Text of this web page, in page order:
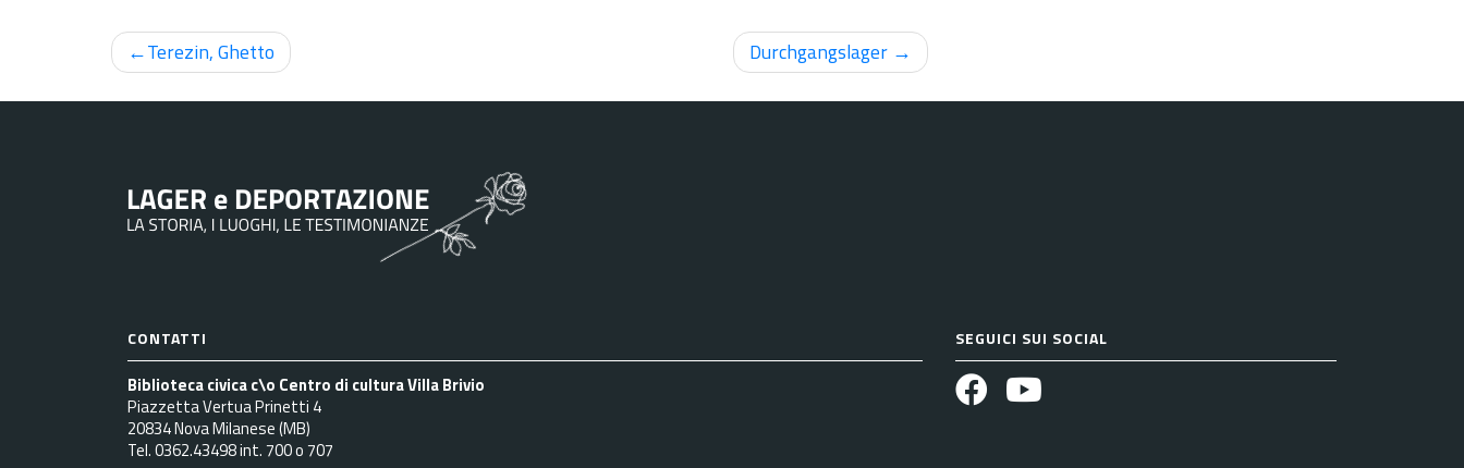
Navigazione
articoli
Terezin, Ghetto Durchgangslager
CONTATTI
Biblioteca civica c\o Centro di cultura Villa Brivio
Piazzetta Vertua Prinetti 4
20834 Nova Milanese (MB)
Tel. 0362.43498 int. 700 o 707
SEGUICI SUI SOCIAL